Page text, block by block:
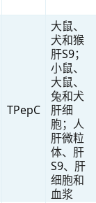
TPepC
大鼠、
犬和猴
肝S9；
小鼠、
大鼠、
兔和犬
肝细
胞；人
肝微粒
体、肝
S9、肝
细胞和
血浆